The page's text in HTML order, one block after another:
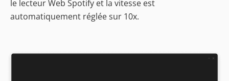
le lecteur Web Spotify et la vitesse est
automatiquement réglée sur 10x.